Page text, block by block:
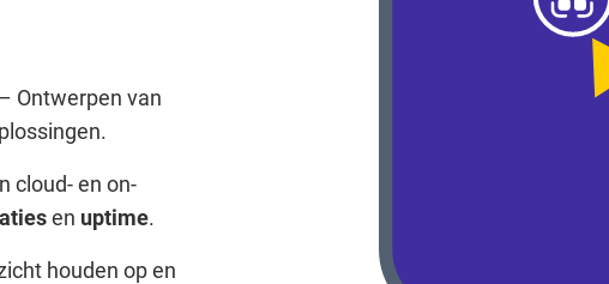
Ontwerpen van
cloud- en on-
en uptime.
houden op en